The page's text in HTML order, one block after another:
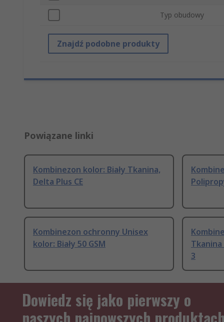
Typ obudowy
Znajdź podobne produkty
Powiązane linki
Kombinezon kolor: Biały Tkanina,
Delta Plus CE
Kombinezon ochronny Unisex
kolor: Biały 50 GSM
Tkanina
3
Dowiedz się jako pierwszy o